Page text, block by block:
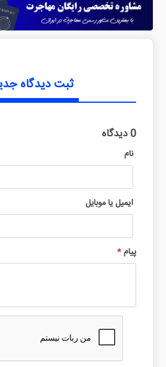
ثبت دیدگاه
0 دیدگاه
نام
ایمیل یا موبایل
پیام*